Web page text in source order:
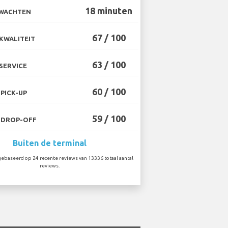
18 minuten
67 / 100
63 / 100
UP 60 / 100
OFF 59 / 100
Buiten de terminal
op 24 recente reviews van 13336 totaal aantal
reviews.